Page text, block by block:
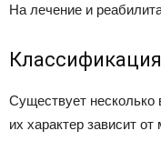
На лечение и
Классификация
Существует несколько
их характер зависит